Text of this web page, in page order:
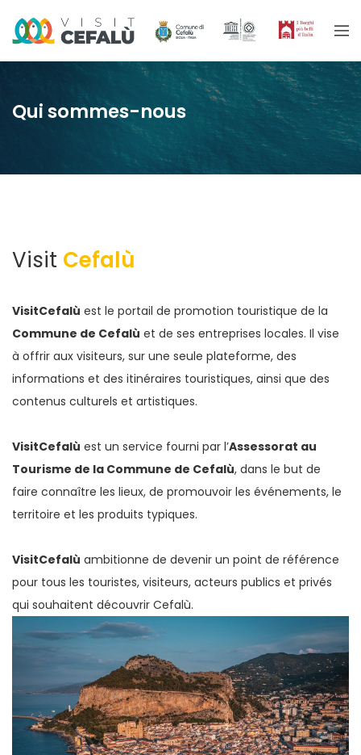
Qui sommes-nous
Visit Cefalù
VisitCefalù est le portail de promotion touristique de la
Commune de Cefalù et de ses entreprises locales. Il vise
à offrir aux visiteurs, sur une seule plateforme, des
informations et des itinéraires touristiques, ainsi que des
contenus culturels et artistiques.
VisitCefalù est un service fourni par l’Assessorat au
Tourisme de la Commune de Cefalù, dans le but de
faire connaître les lieux, de promouvoir les événements, le
territoire et les produits typiques.
VisitCefalù ambitionne de devenir un point de référence
pour tous les touristes, visiteurs, acteurs publics et privés
qui souhaitent découvrir Cefalù.